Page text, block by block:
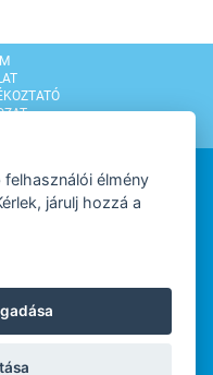
élmény
járulj hozzá a